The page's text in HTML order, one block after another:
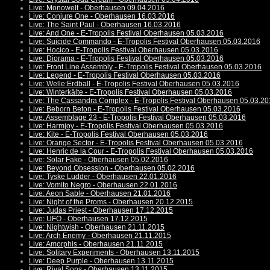
Live: Monowelt - Oberhausen 09.04.2016
Live: Conjure One - Oberhausen 16.03.2016
Live: The Saint Paul - Oberhausen 16.03.2016
Live: And One - E-Tropolis Festival Oberhausen 05.03.2016
Live: Suicide Commando - E-Tropolis Festival Oberhausen 05.03.2016
Live: Hocico - E-Tropolis Festival Oberhausen 05.03.2016
Live: Diorama - E-Tropolis Festival Oberhausen 05.03.2016
Live: Front Line Assembly - E-Tropolis Festival Oberhausen 05.03.2016
Live: Legend - E-Tropolis Festival Oberhausen 05.03.2016
Live: Welle:Erdball - E-Tropolis Festival Oberhausen 05.03.2016
Live: Winterkälte - E-Tropolis Festival Oberhausen 05.03.2016
Live: The Cassandra Complex - E-Tropolis Festival Oberhausen
Live: Beborn Beton - E-Tropolis Festival Oberhausen 05.03.2016
Live: Assemblage 23 - E-Tropolis Festival Oberhausen 05.03.2016
Live: Harmjoy - E-Tropolis Festival Oberhausen 05.03.2016
Live: Kite - E-Tropolis Festival Oberhausen 05.03.2016
Live: Orange Sector - E-Tropolis Festival Oberhausen 05.03.2016
Live: Henric de la Cour - E-Tropolis Festival Oberhausen 05.03.2016
Live: Solar Fake - Oberhausen 05.02.2016
Live: Beyond Obsession - Oberhausen 05.02.2016
Live: Tyske Ludder - Oberhausen 22.01.2016
Live: Vomito Negro - Oberhausen 22.01.2016
Live: Aeon Sable - Oberhausen 21.01.2016
Live: Night of the Proms - Oberhausen 20.12.2015
Live: Judas Priest - Oberhausen 17.12.2015
Live: UFO - Oberhausen 17.12.2015
Live: Nightwish - Oberhausen 21.11.2015
Live: Arch Enemy - Oberhausen 21.11.2015
Live: Amorphis - Oberhausen 21.11.2015
Live: Solitary Experiments - Oberhausen 13.11.2015
Live: Deep Purple - Oberhausen 13.11.2015